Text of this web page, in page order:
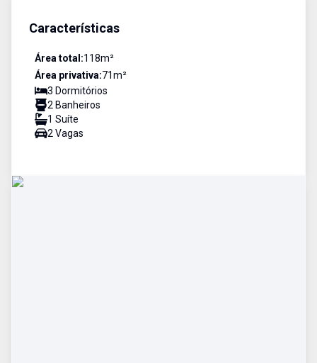
Características
Área total:118m²
Área privativa:71m²
3 Dormitórios
2 Banheiros
1 Suíte
2 Vagas